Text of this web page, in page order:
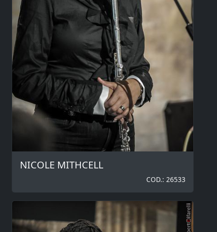
NICOLE MITHCELL
COD.: 26533